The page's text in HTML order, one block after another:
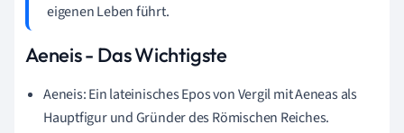
eigenen Leben führt.
Aeneis - Das Wichtigste
Aeneis: Ein lateinisches Epos von Vergil mit Aeneas als
Hauptfigur und Gründer des Römischen Reiches.